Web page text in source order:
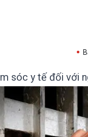
sóc y tế đối với